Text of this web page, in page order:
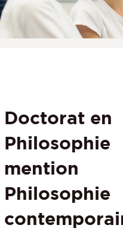
Doctorat en
Philosophie
mention
Philosophie